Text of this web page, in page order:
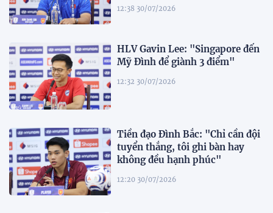
12:38 30/07/2026
HLV Gavin Lee: "Singapore đến
Mỹ Đình để giành 3 điểm"
12:32 30/07/2026
Tiền đạo Đình Bắc: "Chỉ cần đội
tuyển thắng, tôi ghi bàn hay
không đều hạnh phúc"
12:20 30/07/2026